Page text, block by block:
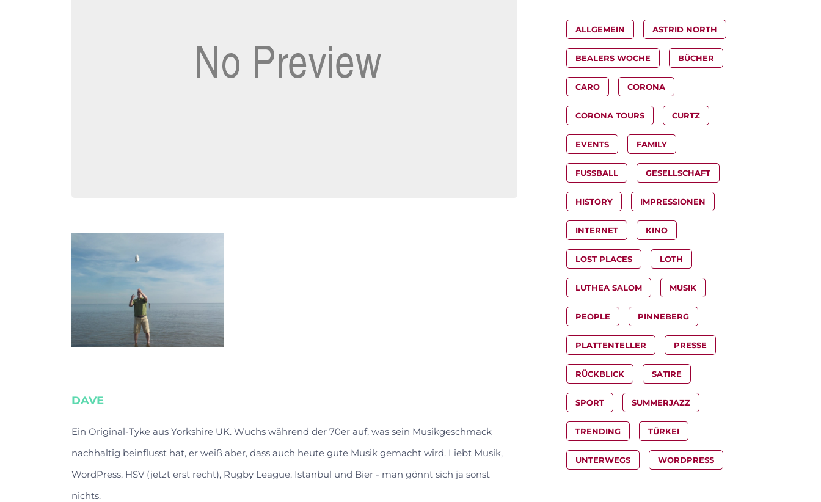
DAVE
Ein Original-Tyke aus Yorkshire UK. Wuchs während der 70er auf, was sein Musikgeschmack
nachhaltig beinflusst hat, er weiß aber, dass auch heute gute Musik gemacht wird. Liebt Musik,
WordPress, HSV (jetzt erst recht), Rugby League, Istanbul und Bier - man gönnt sich ja sonst
nichts.
ALLGEMEIN ASTRID NORTH
BEALERS WOCHE BÜCHER
CARO CORONA
CORONA TOURS CURTZ
EVENTS FAMILY
FUSSBALL GESELLSCHAFT
HISTORY IMPRESSIONEN
INTERNET KINO
LOST PLACES LOTH
LUTHEA SALOM MUSIK
PEOPLE PINNEBERG
PLATTENTELLER PRESSE
RÜCKBLICK SATIRE
SPORT SUMMERJAZZ
TRENDING TÜRKEI
UNTERWEGS WORDPRESS